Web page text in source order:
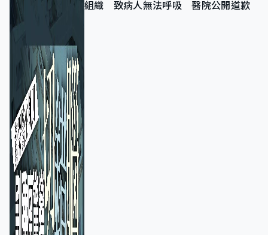
組織 致病人無法呼吸 醫院公開道歉